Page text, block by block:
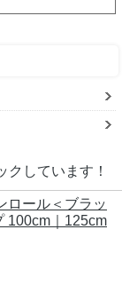
クしています！
ロール＜ブラッ
100cm｜125cm